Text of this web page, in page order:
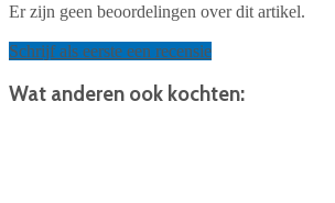
Er zijn geen beoordelingen over dit artikel.
Schrijf als eerste een recensie
Wat anderen ook kochten: